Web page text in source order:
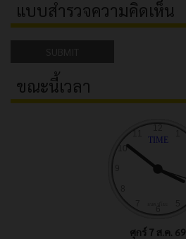
แบบสำรวจความคิดเห็น
ขณะนี้เวลา
ศุกร์ 7 ส.ค. 69